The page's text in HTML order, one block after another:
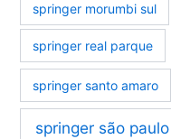
springer morumbi sul
springer real parque
springer santo amaro
springer são paulo